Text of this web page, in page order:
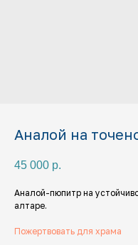
Аналой на
45 000 р.
Аналой-пюпитр на
алтаре.
Пожертвовать для храма